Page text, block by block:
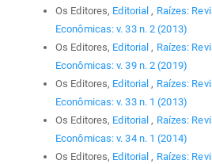
Os Editores, Editorial, Raízes:
Econômicas: v. 33 n. 2 (2013)
Os Editores, Editorial, Raízes:
Econômicas: v. 39 n. 2 (2019)
Os Editores, Editorial, Raízes:
Econômicas: v. 33 n. 1 (2013)
Os Editores, Editorial, Raízes:
Econômicas: v. 34 n. 1 (2014)
Os Editores, Editorial, Raízes: